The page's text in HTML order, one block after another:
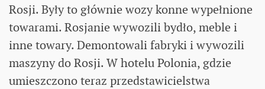
Rosji. Były to głównie wozy konne wypełnione
towarami. Rosjanie wywozili bydło, meble i
inne towary. Demontowali fabryki i wywozili
maszyny do Rosji. W hotelu Polonia, gdzie
umieszczono teraz przedstawicielstwa